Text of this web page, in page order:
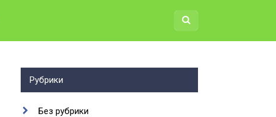
Рубрики
Без рубрики